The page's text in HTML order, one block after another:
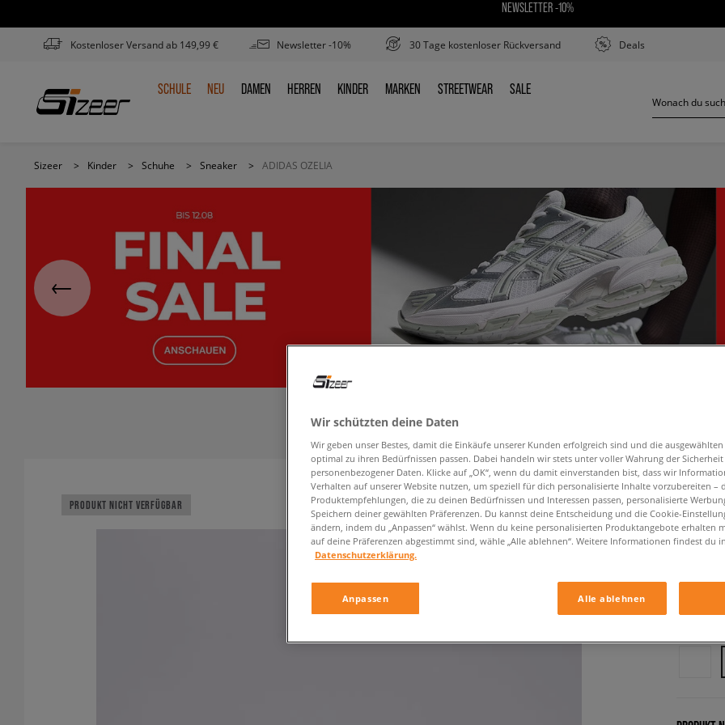
NEWSLETTER -10%
Kostenloser Versand ab 149,99 € Newsletter -10% 30 Tage kostenloser Rückversand Deals
SCHULE
SCHULE NEU
NEU DAMEN
DAMEN HERREN
HERREN KINDER
KINDER MARKEN
MARKEN STREETWEAR
STREETWEAR SALE
SALE
Sizeer > Kinder > Schuhe > Sneaker > ADIDAS OZELIA
PRODUKT NICHT VERFÜGBAR
kinder,
34,99 €
Wir schützten deine Daten
Wir geben unser Bestes, damit die Einkäufe unserer Kunden erfolgreich sind und die
optimal zu ihren Bedürfnissen passen. Dabei handeln wir stets unter voller Wahrung der
personenbezogener Daten. Klicke auf „OK“, wenn du damit einverstanden bist, dass wir
Verhalten auf unserer Website nutzen, um speziell für dich personalisierte Inhalte vorzubereiten –
Produktempfehlungen, die zu deinen Bedürfnissen und Interessen passen, personalisierte
Speichern deiner gewählten Präferenzen. Du kannst deine Entscheidung und die Cookie-
ändern, indem du „Anpassen“ wählst. Wenn du keine personalisierten Produktangebote erhalten
auf deine Präferenzen abgestimmt sind, wähle „Alle ablehnen“. Weitere Informationen findest du
Datenschutzerklärung.
Anpassen Alle ablehnen